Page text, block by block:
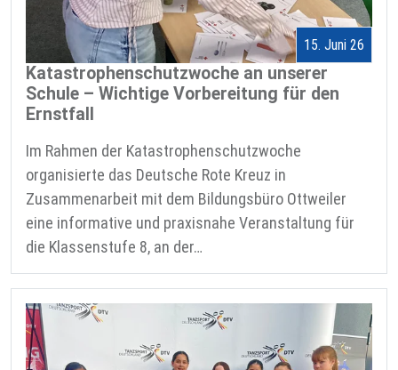
15. Juni 26
Katastrophenschutzwoche an unserer
Schule – Wichtige Vorbereitung für den
Ernstfall
Im Rahmen der Katastrophenschutzwoche
organisierte das Deutsche Rote Kreuz in
Zusammenarbeit mit dem Bildungsbüro Ottweiler
eine informative und praxisnahe Veranstaltung für
die Klassenstufe 8, an der…